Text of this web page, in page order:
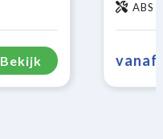
Bekijk
ABS
vanaf